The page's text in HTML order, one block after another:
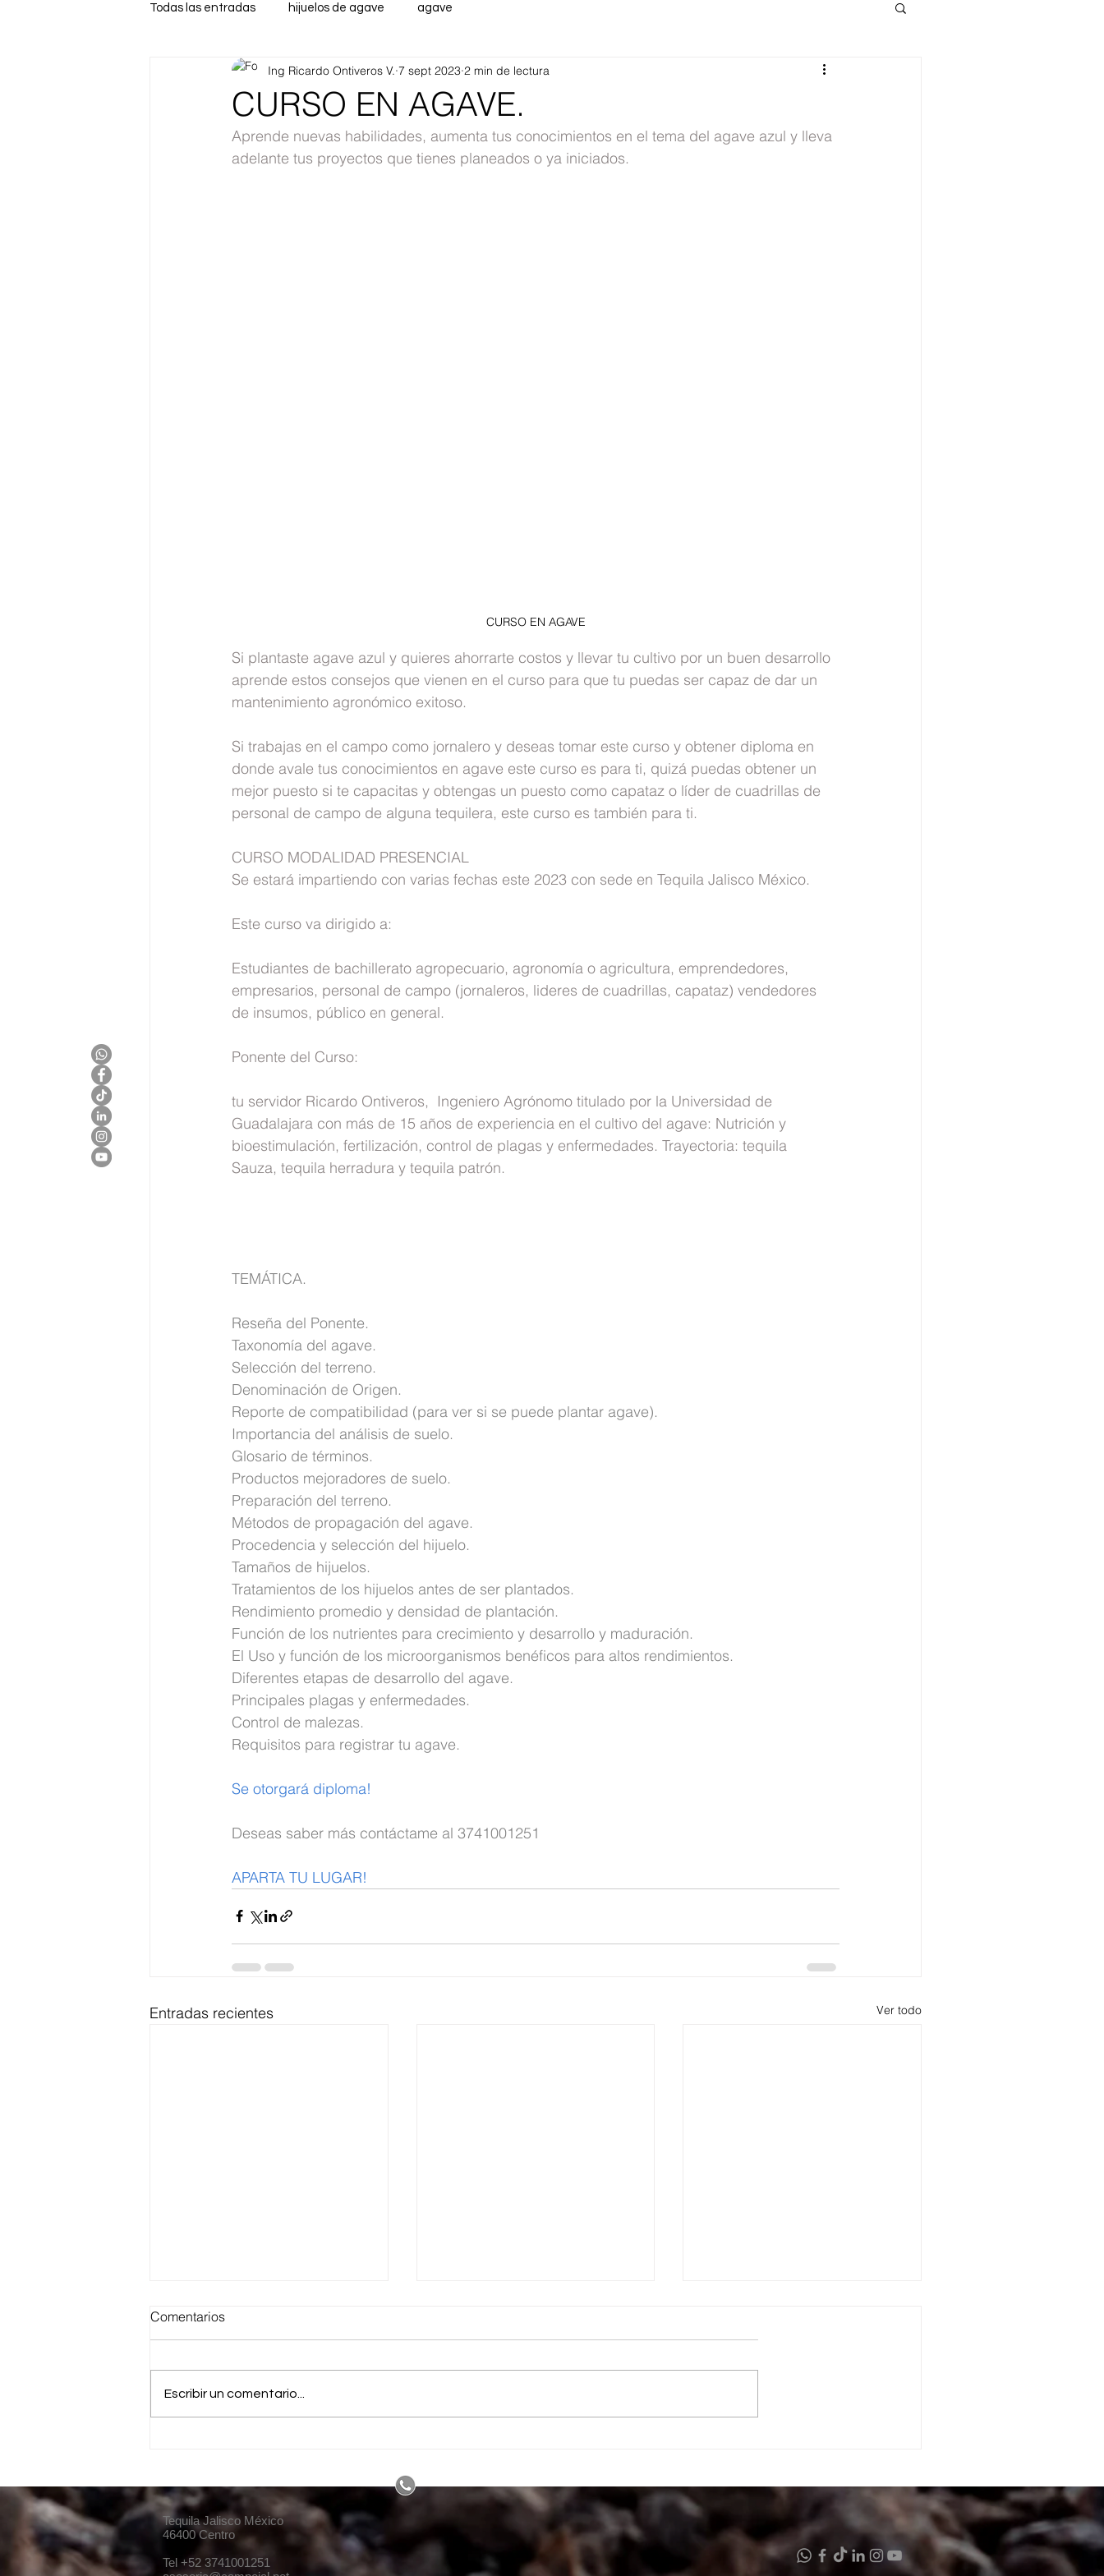
Todas las entradas hijuelos de agave agave
CURSO EN AGAVE.
Ing Ricardo Ontiveros V. 7 sept 2023 2 min de lectura
Aprende nuevas habilidades, aumenta tus conocimientos en el tema del agave azul y lleva
adelante tus proyectos que tienes planeados o ya iniciados.
CURSO EN AGAVE
Si plantaste agave azul y quieres ahorrarte costos y llevar tu cultivo por un buen desarrollo
aprende estos consejos que vienen en el curso para que tu puedas ser capaz de dar un
mantenimiento agronómico exitoso.
Si trabajas en el campo como jornalero y deseas tomar este curso y obtener diploma en
donde avale tus conocimientos en agave este curso es para ti, quizá puedas obtener un
mejor puesto si te capacitas y obtengas un puesto como capataz o líder de cuadrillas de
personal de campo de alguna tequilera, este curso es también para ti.
CURSO MODALIDAD PRESENCIAL
Se estará impartiendo con varias fechas este 2023 con sede en Tequila Jalisco México.
Este curso va dirigido a:
Estudiantes de bachillerato agropecuario, agronomía o agricultura, emprendedores,
empresarios, personal de campo (jornaleros, lideres de cuadrillas, capataz) vendedores
de insumos, público en general.
Ponente del Curso:
tu servidor Ricardo Ontiveros,  Ingeniero Agrónomo titulado por la Universidad de
Guadalajara con más de 15 años de experiencia en el cultivo del agave: Nutrición y
bioestimulación, fertilización, control de plagas y enfermedades. Trayectoria: tequila
Sauza, tequila herradura y tequila patrón.
TEMÁTICA.
Reseña del Ponente.
Taxonomía del agave.
Selección del terreno.
Denominación de Origen.
Reporte de compatibilidad (para ver si se puede plantar agave).
Importancia del análisis de suelo.
Glosario de términos.
Productos mejoradores de suelo.
Preparación del terreno.
Métodos de propagación del agave.
Procedencia y selección del hijuelo.
Tamaños de hijuelos.
Tratamientos de los hijuelos antes de ser plantados.
Rendimiento promedio y densidad de plantación.
Función de los nutrientes para crecimiento y desarrollo y maduración.
El Uso y función de los microorganismos benéficos para altos rendimientos.
Diferentes etapas de desarrollo del agave.
Principales plagas y enfermedades.
Control de malezas.
Requisitos para registrar tu agave.
Se otorgará diploma!
Deseas saber más contáctame al 3741001251
APARTA TU LUGAR!
Entradas recientes Ver todo
Comentarios
Escribir un comentario...
Tequila Jalisco México
46400 Centro
Tel +52 3741001251